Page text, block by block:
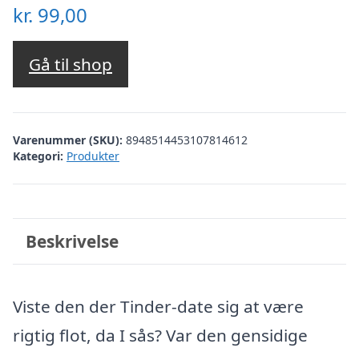
kr. 99,00
Gå til shop
Varenummer (SKU): 8948514453107814612
Kategori: Produkter
Beskrivelse
Viste den der Tinder-date sig at være
rigtig flot, da I sås? Var den gensidige